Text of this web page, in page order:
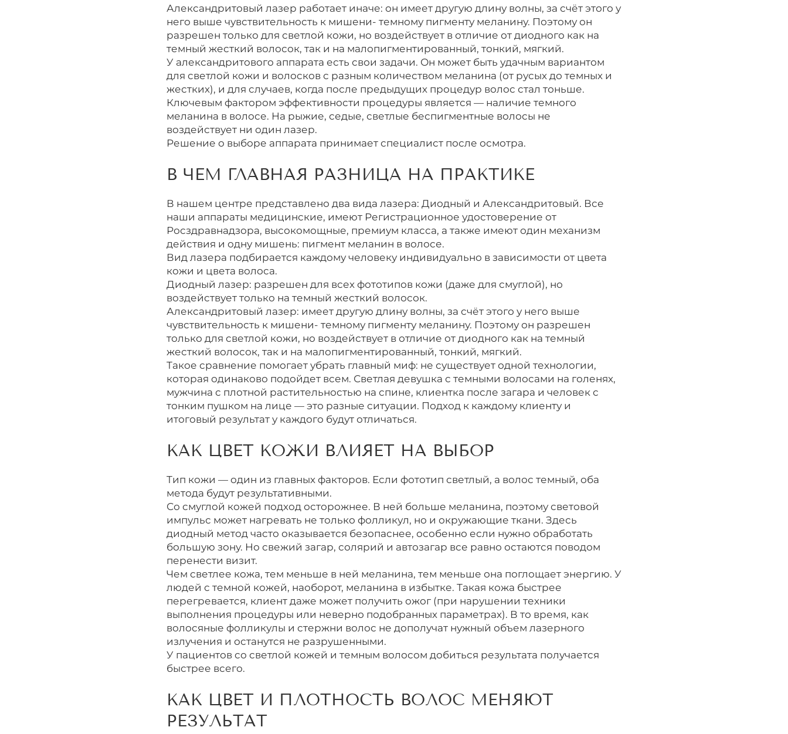
Александритовый лазер работает иначе: он имеет другую длину волны, за счёт этого у
него выше чувствительность к мишени- темному пигменту меланину. Поэтому он
разрешен только для светлой кожи, но воздействует в отличие от диодного как на
темный жесткий волосок, так и на малопигментированный, тонкий, мягкий.
У александритового аппарата есть свои задачи. Он может быть удачным вариантом
для светлой кожи и волосков с разным количеством меланина (от русых до темных и
жестких), и для случаев, когда после предыдущих процедур волос стал тоньше.
Ключевым фактором эффективности процедуры является — наличие темного
меланина в волосе. На рыжие, седые, светлые беспигментные волосы не
воздействует ни один лазер.
Решение о выборе аппарата принимает специалист после осмотра.
В ЧЕМ ГЛАВНАЯ РАЗНИЦА НА ПРАКТИКЕ
В нашем центре представлено два вида лазера: Диодный и Александритовый. Все
наши аппараты медицинские, имеют Регистрационное удостоверение от
Росздравнадзора, высокомощные, премиум класса, а также имеют один механизм
действия и одну мишень: пигмент меланин в волосе.
Вид лазера подбирается каждому человеку индивидуально в зависимости от цвета
кожи и цвета волоса.
Диодный лазер: разрешен для всех фототипов кожи (даже для смуглой), но
воздействует только на темный жесткий волосок.
Александритовый лазер: имеет другую длину волны, за счёт этого у него выше
чувствительность к мишени- темному пигменту меланину. Поэтому он разрешен
только для светлой кожи, но воздействует в отличие от диодного как на темный
жесткий волосок, так и на малопигментированный, тонкий, мягкий.
Такое сравнение помогает убрать главный миф: не существует одной технологии,
которая одинаково подойдет всем. Светлая девушка с темными волосами на голенях,
мужчина с плотной растительностью на спине, клиентка после загара и человек с
тонким пушком на лице — это разные ситуации. Подход к каждому клиенту и
итоговый результат у каждого будут отличаться.
КАК ЦВЕТ КОЖИ ВЛИЯЕТ НА ВЫБОР
Тип кожи — один из главных факторов. Если фототип светлый, а волос темный, оба
метода будут результативными.
Со смуглой кожей подход осторожнее. В ней больше меланина, поэтому световой
импульс может нагревать не только фолликул, но и окружающие ткани. Здесь
диодный метод часто оказывается безопаснее, особенно если нужно обработать
большую зону. Но свежий загар, солярий и автозагар все равно остаются поводом
перенести визит.
Чем светлее кожа, тем меньше в ней меланина, тем меньше она поглощает энергию. У
людей с темной кожей, наоборот, меланина в избытке. Такая кожа быстрее
перегревается, клиент даже может получить ожог (при нарушении техники
выполнения процедуры или неверно подобранных параметрах). В то время, как
волосяные фолликулы и стержни волос не дополучат нужный объем лазерного
излучения и останутся не разрушенными.
У пациентов со светлой кожей и темным волосом добиться результата получается
быстрее всего.
КАК ЦВЕТ И ПЛОТНОСТЬ ВОЛОС МЕНЯЮТ
РЕЗУЛЬТАТ